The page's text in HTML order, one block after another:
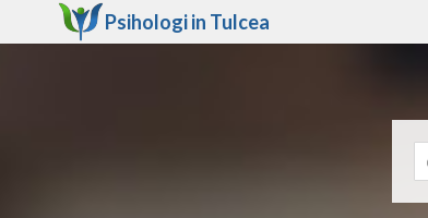
Psihologi in Tulcea